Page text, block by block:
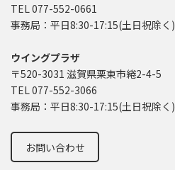
TEL 077-552-0661
事務局：平日8:30-17:15(土日祝除く)
ウイングプラザ
〒520-3031 滋賀県栗東市綣2-4-5
TEL 077-552-3066
事務局：平日8:30-17:15(土日祝除く)
お問い合わせ